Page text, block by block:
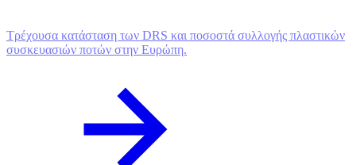
Τρέχουσα κατάσταση των DRS και ποσοστά συλλογής πλαστικών
συσκευασιών ποτών στην Ευρώπη.